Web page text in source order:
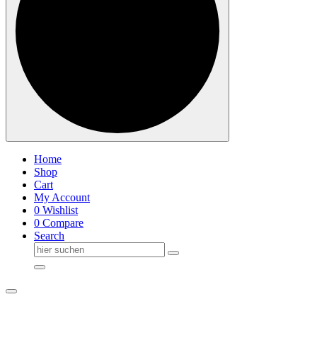
Home
Shop
Cart
My Account
0 Wishlist
0 Compare
Search
Suche
nach: